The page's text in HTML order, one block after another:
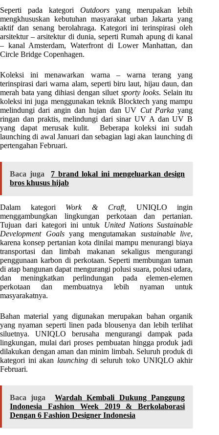
Seperti pada kategori Outdoorsyang merupakan lebih
mengkhususkan kebutuhan masyarakat urban Jakarta yang
aktif dan senang berolahraga. Kategori ini terinspirasi oleh
arsitektur – arsitektur di dunia, seperti Rumah apung di kanal
– kanal Amsterdam, Waterfront di Lower Manhattan, dan
Circle Bridge Copenhagen.
Koleksi ini menawarkan warna – warna terang yang
terinspirasi dari warna alam, seperti biru laut, hijau daun, dan
merah bata yang dihiasi dengan siluet sporty looks. Selain itu
koleksi ini juga menggunakan teknik Blocktech yang mampu
melindungi dari angin dan hujan dan UV Cut Parkayang
ringan dan praktis, melindungi dari sinar UV A dan UV B
yang dapat merusak kulit. Beberapa koleksi ini sudah
launching di awal Januari dan sebagian lagi akan launching di
pertengahan Februari.
Baca juga
7 brand lokal ini mengeluarkan design
bros khusus hijab
Dalam kategori Work & Craft, UNIQLO ingin
menggambungkan lingkungan perkotaan dan pertanian.
Tujuan dari kategori ini untuk United Nations Sustainable
Development Goalsyang mengutamakan sustainable live,
karena konsep pertanian kota dinilai mampu menurangi biaya
transportasi dan limbah makanan sekaligus mengurangi
penggunaan karbon di perkotaan. Seperti membungan taman
di atap bangunan dapat mengurangi polusi suara, polusi udara,
dan meningkatkan perlindungan pada elemen-elemen
perkotaan dan membuatnya lebih nyaman untuk
masyarakatnya.
Bahan material yang digunakan merupakan bahan organik
yang nyaman seperti linen pada blousenya dan lebih terlihat
siluetnya. UNIQLO berusaha mengurangi dampak pada
lingkungan, mulai dari proses pembuatan hingga produk jadi
dilakukan dengan aman dan minim limbah. Seluruh produk di
kategori ini akan launchingdi seluruh toko UNIQLO akhir
Februari.
Baca juga
Wardah Kembali Dukung Panggung
Indonesia Fashion Week 2019 & Berkolaborasi
Dengan 6 Fashion Designer Indonesia